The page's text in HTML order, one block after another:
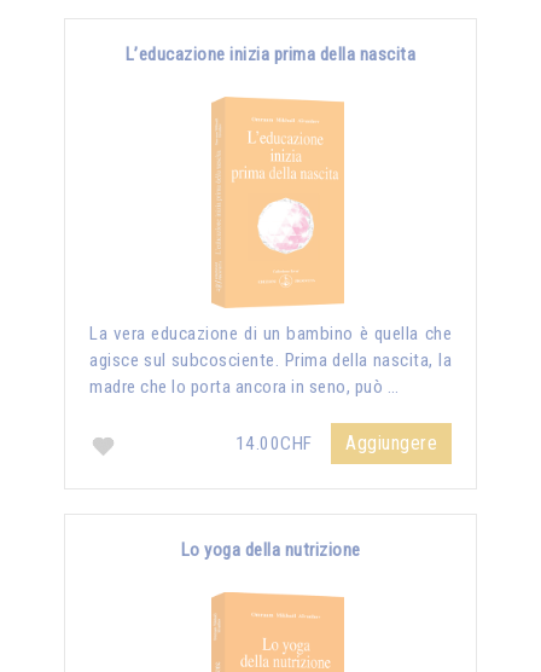
L’educazione inizia prima della nascita
La vera educazione di un bambino è quella che
agisce sul subcosciente. Prima della nascita, la
madre che lo porta ancora in seno, può …
14.00CHF Aggiungere
Lo yoga della nutrizione